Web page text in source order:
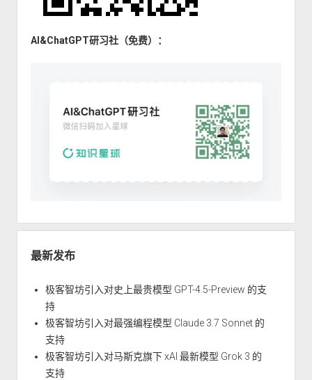
AI&ChatGPT研习社（免费）：
最新发布
极客智坊引入对史上最贵模型 GPT-4.5-Preview 的支
持
极客智坊引入对最强编程模型 Claude 3.7 Sonnet 的
支持
极客智坊引入对马斯克旗下 xAI 最新模型 Grok 3 的
支持